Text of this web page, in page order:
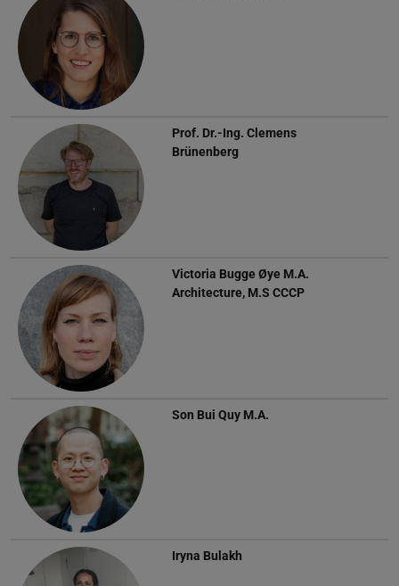
Prof. Dr.-Ing. Clemens
Brünenberg
Victoria Bugge Øye M.A.
Architecture, M.S CCCP
Son Bui Quy M.A.
Iryna Bulakh